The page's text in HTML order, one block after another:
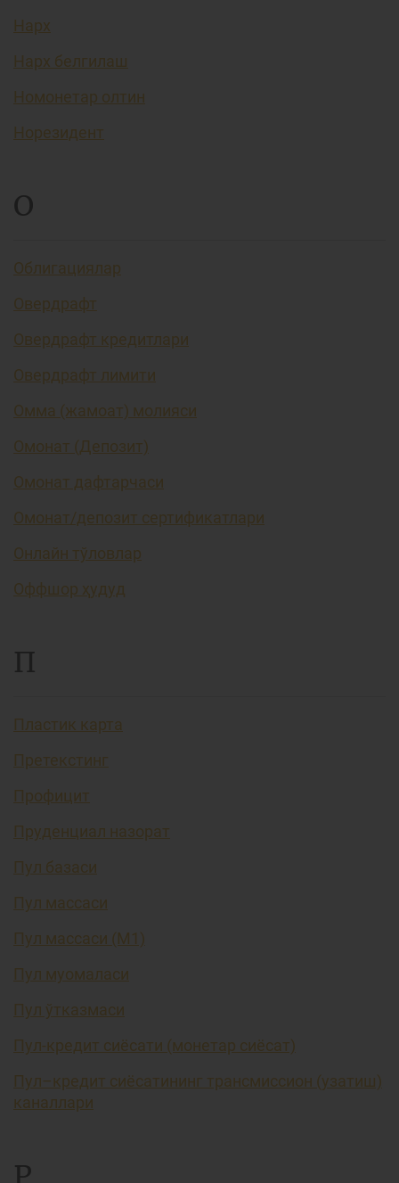
Нарх
Нарх белгилаш
Номонетар олтин
Норезидент
О
Облигациялар
Овердрафт
Овердрафт кредитлари
Овердрафт лимити
Омма (жамоат) молияси
Омонат (Депозит)
Омонат дафтарчаси
Омонат/депозит сертификатлари
Онлайн тўловлар
Оффшор ҳудуд
П
Пластик карта
Претекстинг
Профицит
Пруденциал назорат
Пул базаси
Пул массаси
Пул массаси (М1)
Пул муомаласи
Пул ўтказмаси
Пул-кредит сиёсати (монетар сиёсат)
Пул–кредит сиёсатининг трансмиссион (узатиш)
каналлари
Р